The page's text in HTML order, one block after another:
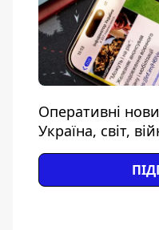
Оперативні
Україна, світ,